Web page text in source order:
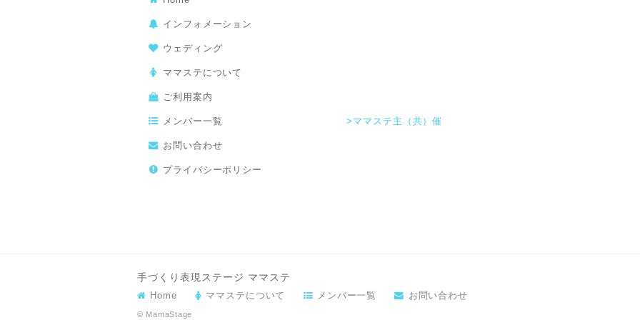
>ママステ主（共）催
インフォメーション
ウェディング
ママステについて
ご利用案内
メンバー一覧
お問い合わせ
プライバシーポリシー
手づくり表現ステージ ママステ
Home ママステについて メンバー一覧 お問い合わせ
© MamaStage